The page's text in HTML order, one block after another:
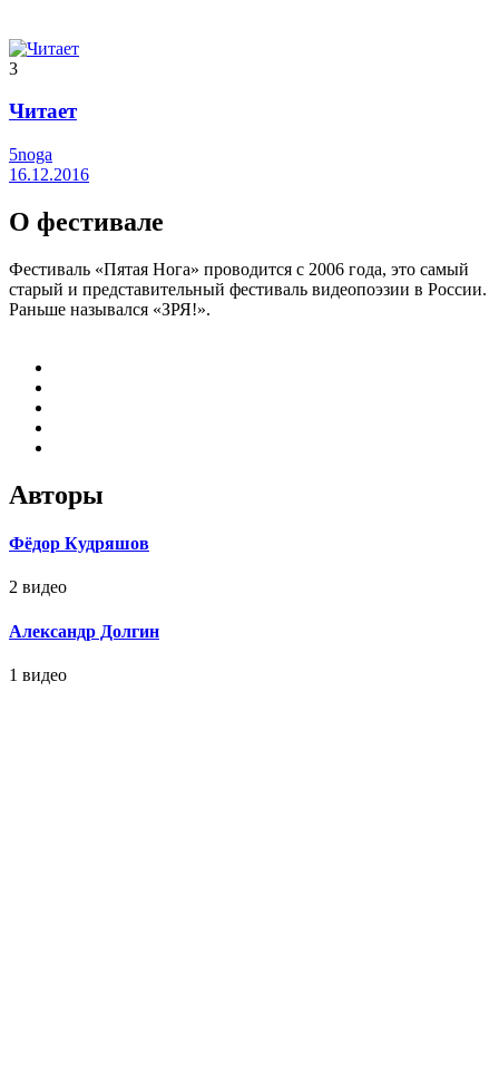
3
Читает
5noga
16.12.2016
О фестивале
Фестиваль «Пятая Нога» проводится с 2006 года, это самый
старый и представительный фестиваль видеопоэзии в России.
Раньше назывался «ЗРЯ!».
Авторы
Фёдор Кудряшов
2 видео
Александр Долгин
1 видео